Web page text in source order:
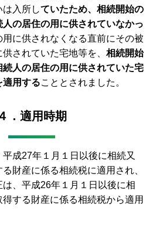
は入所していたため、相続開始の
の居住の用に供されていなかっ
用に供されなくなる直前にその被
されていた宅地等を、相続開始
人の居住の用に供されていた宅
適用することとされました。
．適用時期
平成27年１月１日以後に相続又
財産に係る相続税に適用され、
は、平成26年１月１日以後に相
する財産に係る相続税から適用